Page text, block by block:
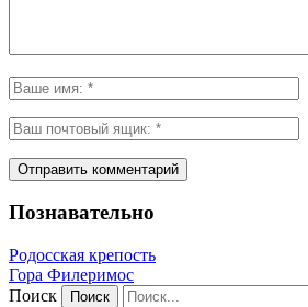
Познавательно
Родосская крепость
Гора Филеримос
Поиск